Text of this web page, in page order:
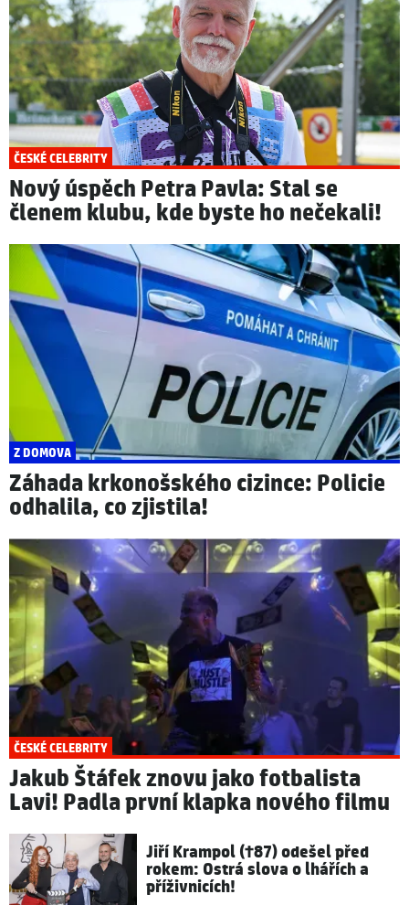
ČESKÉ CELEBRITY
Nový úspěch Petra Pavla: Stal se
členem klubu, kde byste ho nečekali!
Z DOMOVA
Záhada krkonošského cizince: Policie
odhalila, co zjistila!
ČESKÉ CELEBRITY
Jakub Štáfek znovu jako fotbalista
Lavi! Padla první klapka nového filmu
Jiří Krampol (†87) odešel před
rokem: Ostrá slova o lhářích a
příživnicích!